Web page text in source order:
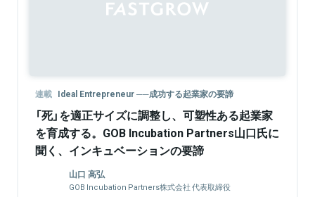
連載 Ideal Entrepreneur ──成功する起業家の要諦
「死」を適正サイズに調整し、可塑性ある起業家
を育成する。GOB Incubation Partners山口氏に
聞く、インキュベーションの要諦
山口 高弘
GOB Incubation Partners株式会社 代表取締役